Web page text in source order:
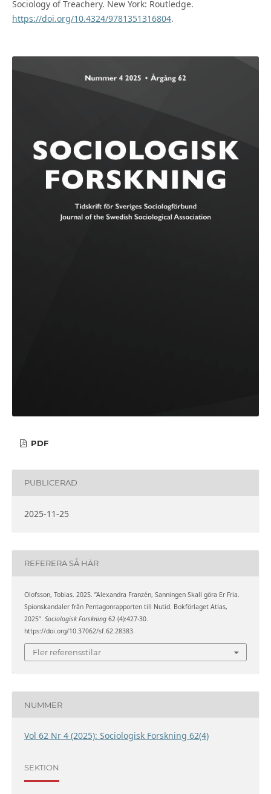
Sociology of Treachery. New York: Routledge.
https://doi.org/10.4324/9781351316804.
PDF
PUBLICERAD
2025-11-25
REFERERA SÅ HÄR
Olofsson, Tobias. 2025. ”Alexandra Franzén, Sanningen Skall göra Er Fria.
Spionskandaler från Pentagonrapporten till Nutid. Bokförlaget Atlas,
2025”. Sociologisk Forskning62 (4):427-30.
https://doi.org/10.37062/sf.62.28383.
Fler referensstilar
NUMMER
Vol 62 Nr 4 (2025): Sociologisk Forskning 62(4)
SEKTION